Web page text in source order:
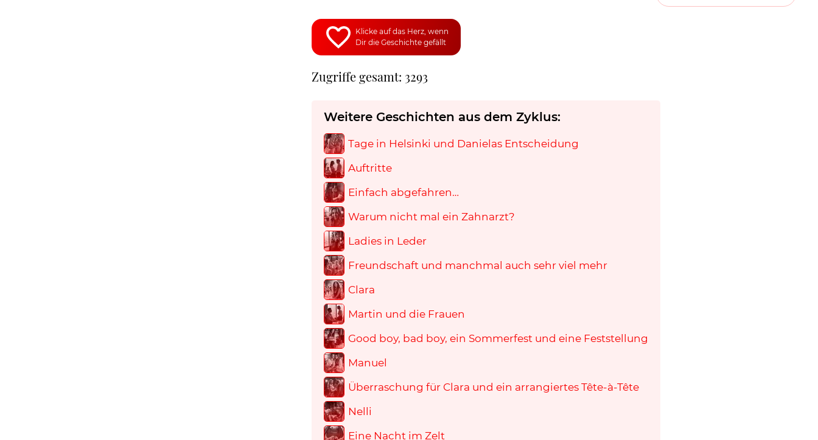
Klicke auf das Herz, wenn
Dir die Geschichte gefällt
Zugriffe gesamt: 3293
Weitere Geschichten aus dem Zyklus:
Tage in Helsinki und Danielas Entscheidung
Auftritte
Einfach abgefahren…
Warum nicht mal ein Zahnarzt?
Ladies in Leder
Freundschaft und manchmal auch sehr viel mehr
Clara
Martin und die Frauen
Good boy, bad boy, ein Sommerfest und eine Feststellung
Manuel
Überraschung für Clara und ein arrangiertes Tête-à-Tête
Nelli
Eine Nacht im Zelt